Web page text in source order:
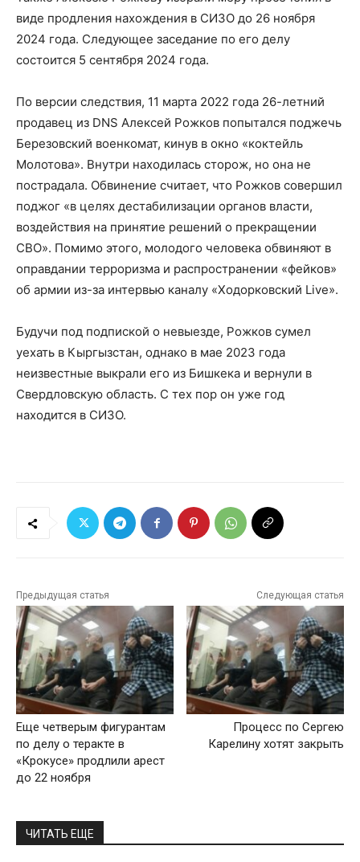
виде продления нахождения в СИЗО до 26 ноября
2024 года. Следующее заседание по его делу
состоится 5 сентября 2024 года.
По версии следствия, 11 марта 2022 года 26-летний
продавец из DNS Алексей Рожков попытался поджечь
Березовский военкомат, кинув в окно «коктейль
Молотова». Внутри находилась сторож, но она не
пострадала. Обвинение считает, что Рожков совершил
поджог «в целях дестабилизации органов власти,
воздействия на принятие решений о прекращении
СВО». Помимо этого, молодого человека обвиняют в
оправдании терроризма и распространении «фейков»
об армии из-за интервью каналу «Ходорковский Live».
Будучи под подпиской о невыезде, Рожков сумел
уехать в Кыргызстан, однако в мае 2023 года
неизвестные выкрали его из Бишкека и вернули в
Свердловскую область. С тех пор он уже год
находится в СИЗО.
Предыдущая статья
Еще четверым фигурантам
по делу о теракте в
«Крокусе» продлили арест
до 22 ноября
Следующая статья
Процесс по Сергею
Карелину хотят закрыть
ЧИТАТЬ ЕЩЕ